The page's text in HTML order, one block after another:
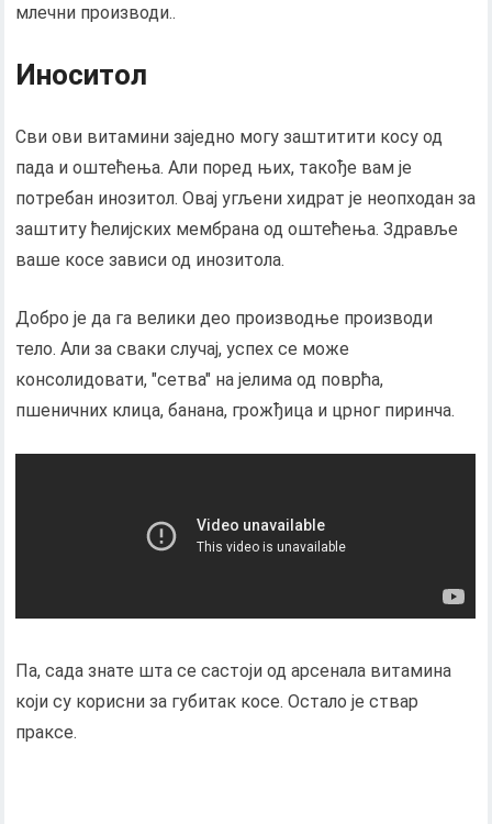
млечни производи..
Иноситол
Сви ови витамини заједно могу заштитити косу од
пада и оштећења. Али поред њих, такође вам је
потребан инозитол. Овај угљени хидрат је неопходан за
заштиту ћелијских мембрана од оштећења. Здравље
ваше косе зависи од инозитола.
Добро је да га велики део производње производи
тело. Али за сваки случај, успех се може
консолидовати, "сетва" на јелима од поврћа,
пшеничних клица, банана, грожђица и црног пиринча.
Па, сада знате шта се састоји од арсенала витамина
који су корисни за губитак косе. Остало је ствар
праксе.